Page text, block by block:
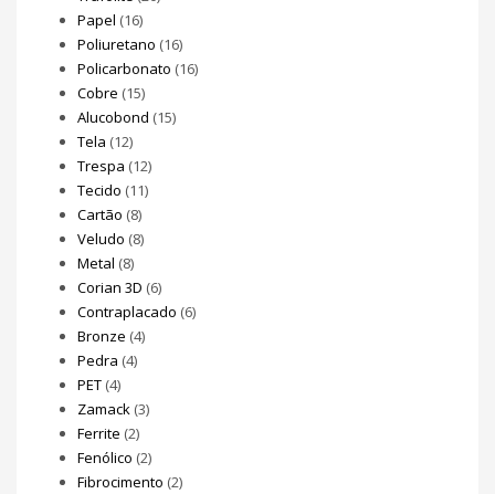
Papel (16)
Poliuretano (16)
Policarbonato (16)
Cobre (15)
Alucobond (15)
Tela (12)
Trespa (12)
Tecido (11)
Cartão (8)
Veludo (8)
Metal (8)
Corian 3D (6)
Contraplacado (6)
Bronze (4)
Pedra (4)
PET (4)
Zamack (3)
Ferrite (2)
Fenólico (2)
Fibrocimento (2)